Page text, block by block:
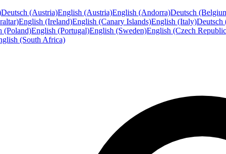
Deutsch (Austria)English (Austria)English (Andorra)Deutsch
English (Ireland)English (Canary Islands)English (Italy)Deutsch
(Poland)English (Portugal)English (Sweden)English (Czech
(South Africa)